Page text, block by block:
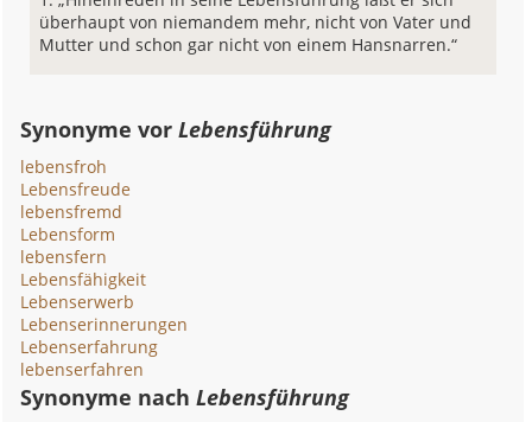
überhaupt von niemandem mehr, nicht von Vater und
Mutter und schon gar nicht von einem Hansnarren.“
Synonyme vorLebensführung
lebensfroh
Lebensfreude
lebensfremd
Lebensform
lebensfern
Lebensfähigkeit
Lebenserwerb
Lebenserinnerungen
Lebenserfahrung
lebenserfahren
Synonyme nachLebensführung